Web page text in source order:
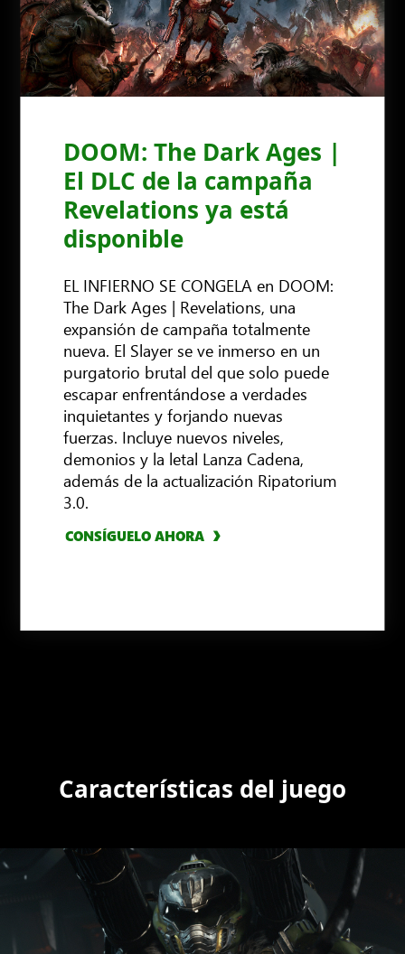
DOOM: The Dark Ages |
El DLC de la campaña
Revelations ya está
disponible
EL INFIERNO SE CONGELA en DOOM:
The Dark Ages | Revelations, una
expansión de campaña totalmente
nueva. El Slayer se ve inmerso en un
purgatorio brutal del que solo puede
escapar enfrentándose a verdades
inquietantes y forjando nuevas
fuerzas. Incluye nuevos niveles,
demonios y la letal Lanza Cadena,
además de la actualización Ripatorium
3.0.
CONSÍGUELO AHORA
Características del juego